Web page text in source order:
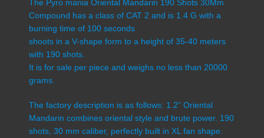
The Pyro mania Oriental Mandarin 190 Shots 30Mm
Compound has a class of CAT 2 and is 1.4 G with a
burning time of 100 seconds
shoots in a V-shape form to a height of 35-40 meters
with 190 shots.
It is for sale per piece and weighs no less than 20000
grams.
The factory description is as follows: 1.2” Oriental
Mandarin combines oriental style and brute power. 190
shots, 30 mm caliber, perfectly built in XL fan shape.